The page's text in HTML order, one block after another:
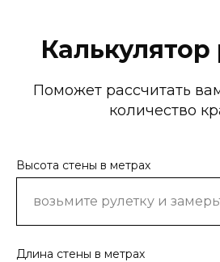
Калькулятор
Поможет рассчитать
количество
Высота стены в метрах
Длина стены в метрах